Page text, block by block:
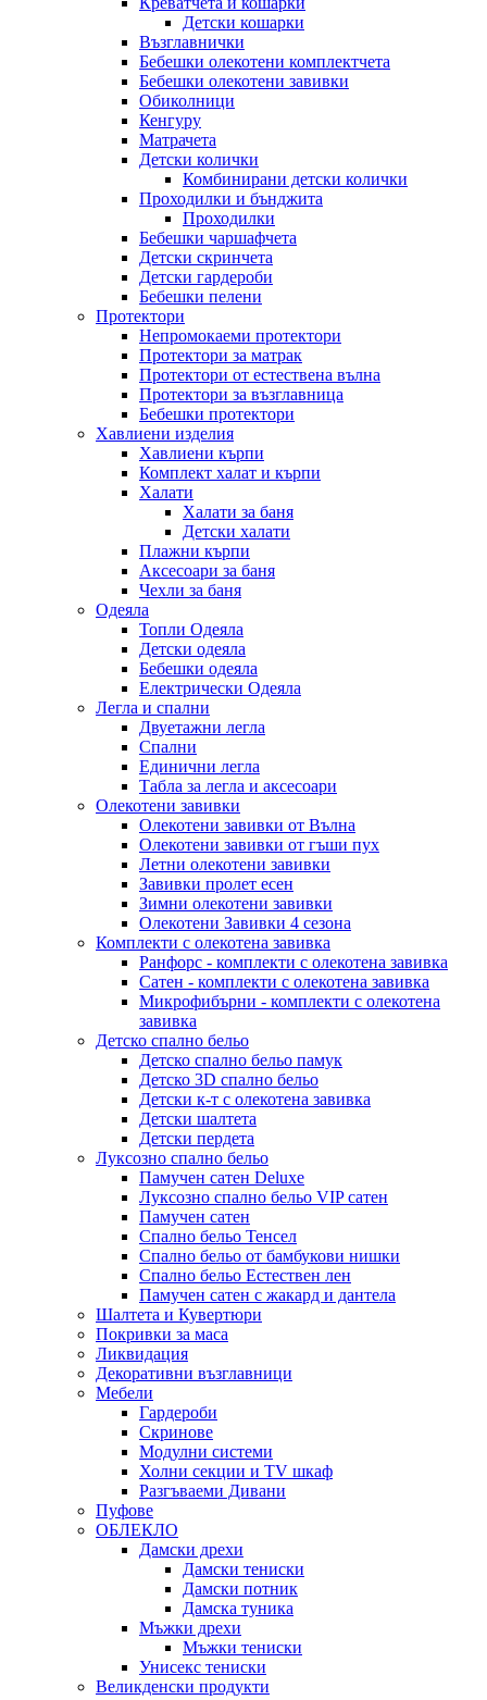
Детски кошарки
Възглавнички
Бебешки oлекотени комплектчета
Бебешки олекотени завивки
Обиколници
Кенгуру
Матрачета
Детски колички
Комбинирани детски колички
Проходилки и бънджита
Проходилки
Бебешки чаршафчета
Детски скринчета
Детски гардероби
Бебешки пелени
Протектори
Непромокаеми протектори
Протектори за матрак
Протектори от естествена вълна
Протектори за възглавница
Бебешки протектори
Хавлиени изделия
Хавлиени кърпи
Комплект халат и кърпи
Халати
Халати за баня
Детски халати
Плажни кърпи
Аксесоари за баня
Чехли за баня
Одеяла
Топли Одеяла
Детски одеяла
Бебешки одеяла
Електрически Одеяла
Легла и спални
Двуетажни легла
Спални
Единични легла
Табла за легла и аксесоари
Олекотени завивки
Олекотени завивки от Вълна
Олекотени завивки от гъши пух
Летни олекотени завивки
Завивки пролет есен
Зимни олекотени завивки
Олекотени Завивки 4 сезона
Комплекти с олекотена завивка
Ранфорс - комплекти с олекотена завивка
Сатен - комплекти с олекотена завивка
Микрофибърни - комплекти с олекотена
завивка
Детско спално бельо
Детско спално бельо памук
Детско 3D спално бельо
Детски к-т с олекотена завивка
Детски шалтета
Детски пердета
Луксозно спално бельо
Памучен сатен Deluxe
Луксозно спално бельо VIP сатен
Памучен сатен
Спално бельо Тенсел
Спално бельо от бамбукови нишки
Спално бельо Естествен лен
Памучен сатен с жакард и дантела
Шалтета и Кувертюри
Покривки за маса
Ликвидация
Декоративни възглавници
Мебели
Гардероби
Скринове
Модулни системи
Холни секции и ТV шкаф
Разгъваеми Дивани
Пуфове
ОБЛЕКЛО
Дамски дрехи
Дамски тениски
Дамски потник
Дамска туника
Мъжки дрехи
Мъжки тениски
Унисекс тениски
Великденски продукти